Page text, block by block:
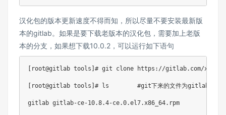
汉化包的版本更新速度不得而知，所以尽量不要安装最新版
本的gitlab。如果是要下载老版本的汉化包，需要加上老版
本的分支，如果想下载10.0.2，可以运行如下语句
[root@gitlab tools]# git clone https://gitlab.com/
[root@gitlab tools]# ls        #git下来的文件为gitlab
gitlab gitlab-ce-10.8.4-ce.0.el7.x86_64.rpm